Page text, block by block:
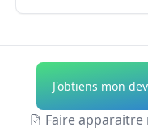
Installation
Cornuaille
Installation
ItalienneVritz
J'obtiens mon
Faire